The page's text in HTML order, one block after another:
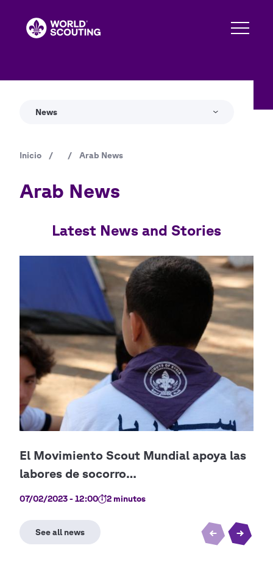
contenido
News
Ruta
de
navegación
Inicio / / Arab News
Arab News
Latest News and Stories
07/02/2023 - 12:00 2 minutos